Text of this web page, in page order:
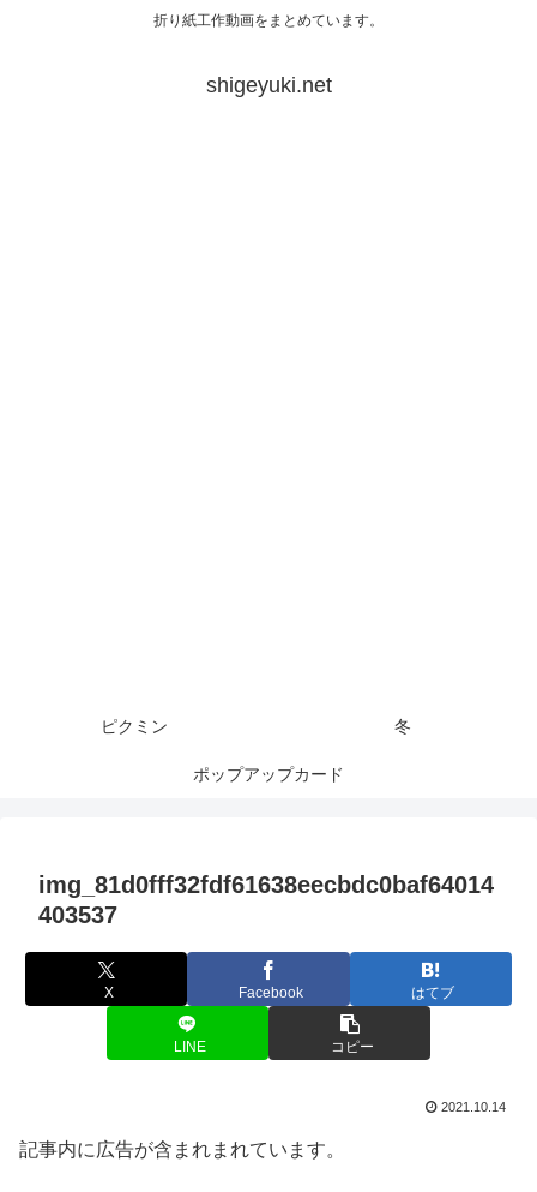
折り紙工作動画をまとめています。
shigeyuki.net
ピクミン 冬
ポップアップカード
img_81d0fff32fdf61638eecbdc0baf64014
403537
X Facebook はてブ
LINE コピー
2021.10.14
記事内に広告が含まれまれています。